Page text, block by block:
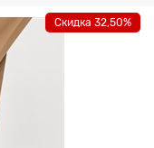
Скидка 32,50%